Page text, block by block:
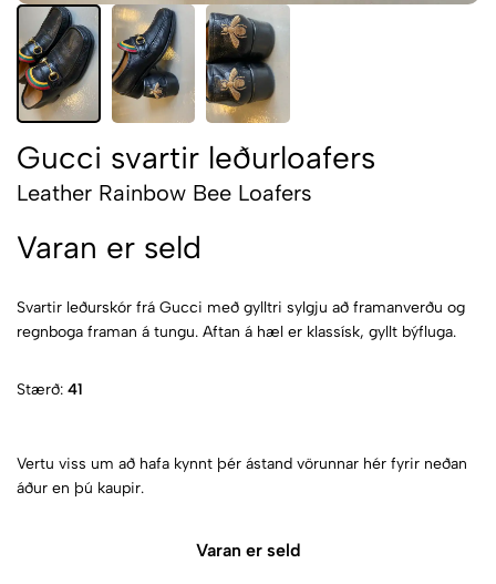
Gucci svartir leðurloafers
Leather Rainbow Bee Loafers
Varan er seld
Svartir leðurskór frá Gucci með gylltri sylgju að framanverðu og
regnboga framan á tungu. Aftan á hæl er klassísk, gyllt býfluga.
Stærð: 41
Vertu viss um að hafa kynnt þér ástand vörunnar hér fyrir neðan
áður en þú kaupir.
Varan er seld